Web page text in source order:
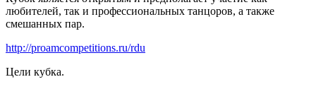
любителей, так и профессиональных танцоров, а также
смешанных пар.
http://proamcompetitions.ru/rdu
Цели кубка.